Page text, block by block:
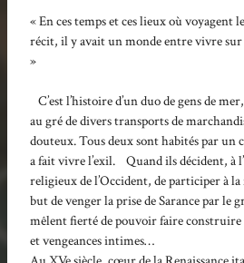
« En ces temps et ces lieux où voyagent
récit, il y avait un monde entre vivre sur
»
C’est l’histoire d’un duo de gens de
au gré de divers transports de
douteux. Tous deux sont habités par
a fait vivre l’exil. Quand ils décident, à
religieux de l’Occident, de participer à
but de venger la prise de Sarance par le
mêlent fierté de pouvoir faire
et vengeances intimes…